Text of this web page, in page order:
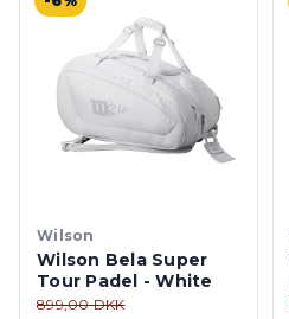
Wilson
Wilson Bela Super
Tour Padel - White
899,00 DKK